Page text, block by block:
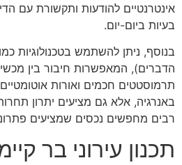
אינטרנטיים להודעות ותקשורת עם
בעיות ביום-יום.
הדברים), המאפשרות חיבור בין
תרמוסטטים חכמים ואורות
באנרגיה, אלא גם מציעים יתרון
רבים מחפשים נכסים שמציעים
תכנון עירוני בר